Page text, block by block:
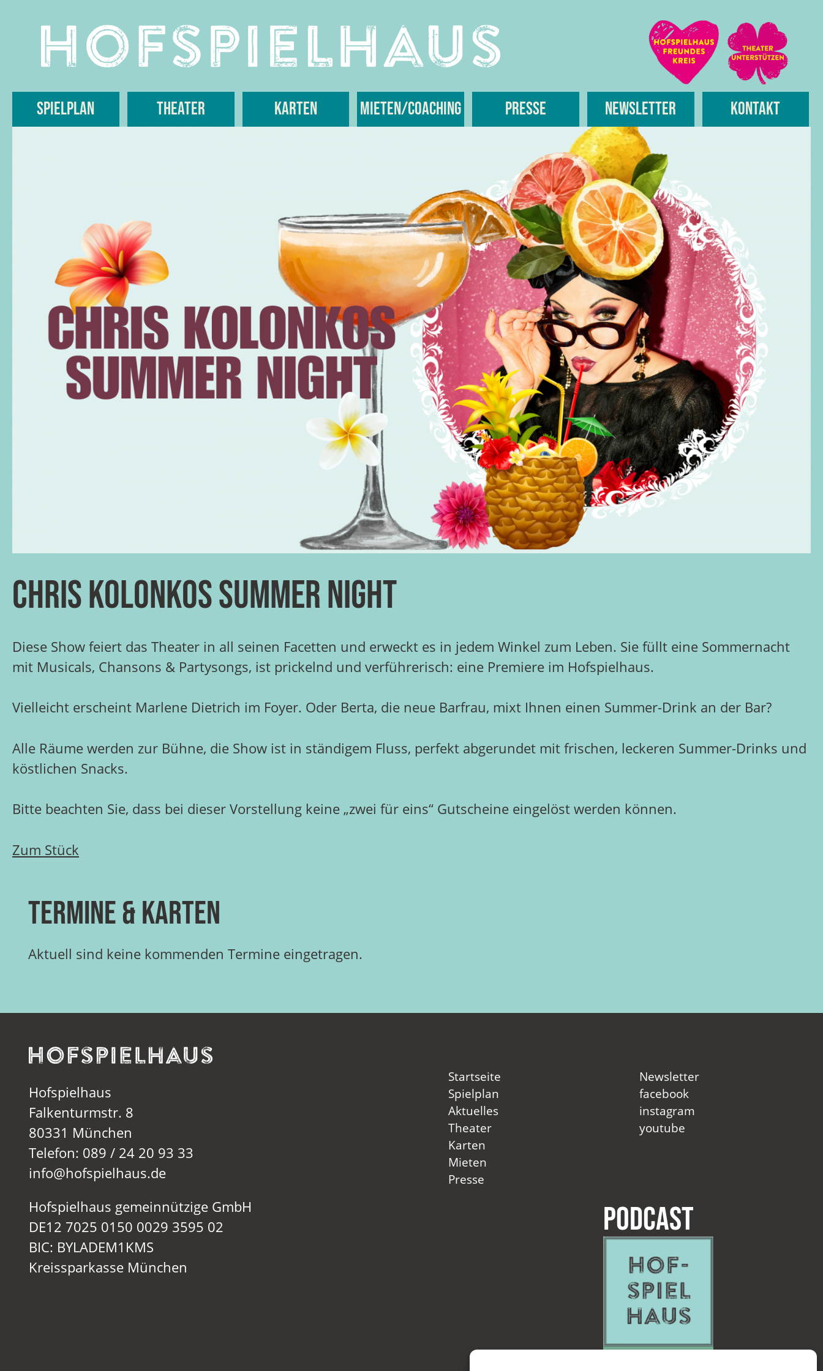
Spielplan Theater Karten Mieten/Coaching Presse Newsletter Kontakt
Chris Kolonkos Summer Night
Diese Show feiert das Theater in all seinen Facetten und erweckt es in jedem Winkel zum Leben. Sie füllt eine Sommernacht
mit Musicals, Chansons & Partysongs, ist prickelnd und verführerisch: eine Premiere im Hofspielhaus.
Vielleicht erscheint Marlene Dietrich im Foyer. Oder Berta, die neue Barfrau, mixt Ihnen einen Summer-Drink an der Bar?
Alle Räume werden zur Bühne, die Show ist in ständigem Fluss, perfekt abgerundet mit frischen, leckeren Summer-Drinks und
köstlichen Snacks.
Bitte beachten Sie, dass bei dieser Vorstellung keine „zwei für eins“ Gutscheine eingelöst werden können.
Zum Stück
Termine & Karten
Aktuell sind keine kommenden Termine eingetragen.
Hofspielhaus
Falkenturmstr. 8
80331 München
Telefon: 089 / 24 20 93 33
info@hofspielhaus.de
Hofspielhaus gemeinnützige GmbH
DE12 7025 0150 0029 3595 02
BIC: BYLADEM1KMS
Kreissparkasse München
Startseite
Spielplan
Aktuelles
Theater
Karten
Mieten
Presse
Newsletter
facebook
instagram
youtube
Podcast